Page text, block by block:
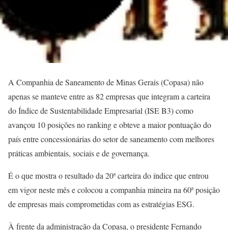
A Companhia de Saneamento de Minas Gerais (Copasa) não
apenas se manteve entre as 82 empresas que integram a carteira
do Índice de Sustentabilidade Empresarial (ISE B3) como
avançou 10 posições no ranking e obteve a maior pontuação do
país entre concessionárias do setor de saneamento com melhores
práticas ambientais, sociais e de governança.
É o que mostra o resultado da 20ª carteira do índice que entrou
em vigor neste mês e colocou a companhia mineira na 60ª posição
de empresas mais comprometidas com as estratégias ESG.
À frente da administração da Copasa, o presidente Fernando